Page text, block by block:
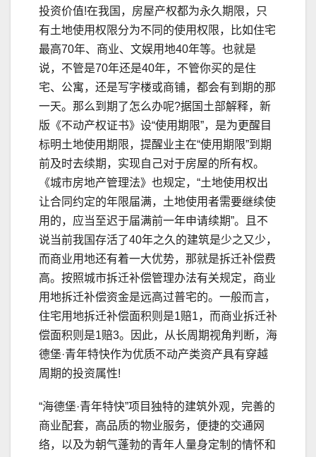
投资价值!在我国，房屋产权都为永久期限，只
有土地使用权限分为不同的使用权限，比如住宅
最高70年、商业、文娱用地40年等。也就是
说，不管是70年还是40年，不管你买的是住
宅、公寓，还是写字楼或商铺，都会有到期的那
一天。那么到期了怎么办呢?据国土部解释，新
版《不动产权证书》设“使用期限”，是为更醒目
标明土地使用期限，提醒业主在“使用期限”到期
前及时去续期，实现自己对于房屋的所有权。
《城市房地产管理法》也规定，“土地使用权出
让合同约定的年限届满，土地使用者需要继续使
用的，应当至迟于届满前一年申请续期”。且不
说当前我国存活了40年之久的建筑是少之又少，
而商业用地还有着一大优势，那就是拆迁补偿费
高。按照城市拆迁补偿管理办法有关规定，商业
用地拆迁补偿资金是远高过普宅的。一般而言，
住宅用地拆迁补偿面积则是1赔1，而商业拆迁补
偿面积则是1赔3。因此，从长周期视角判断，海
德堡·青年特快作为优质不动产类资产具有穿越
周期的投资属性!
“海德堡·青年特快”项目独特的建筑外观，完善的
商业配套，高品质的物业服务，便捷的交通网
络，以及为朝气蓬勃的青年人量身定制的情怀和